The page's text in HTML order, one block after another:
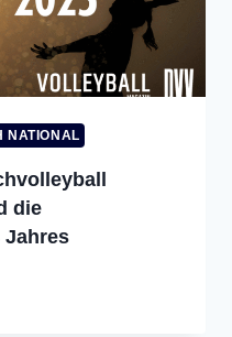
NATIONAL
die
Jahres